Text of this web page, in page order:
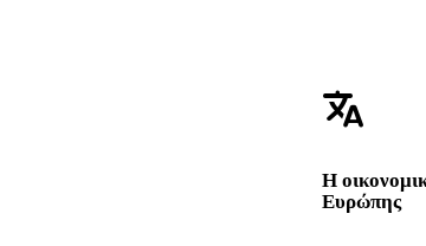
translate
Η
Ευρώπης